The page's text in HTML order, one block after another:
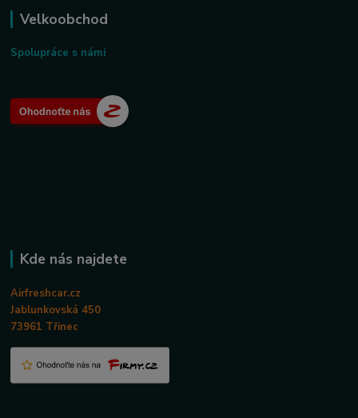
Velkoobchod
Spolupráce s námi
Kde nás najdete
Airfreshcar.cz
Jablunkovská 450
73961 Třinec